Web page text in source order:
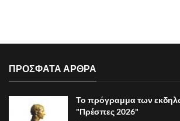
ΠΡΟΣΦΑΤΑ ΑΡΘΡΑ
Το πρόγραμμα των
"Πρέσπες 2026"